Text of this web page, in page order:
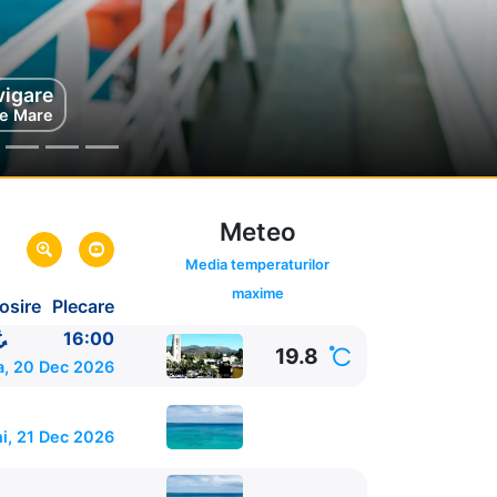
Mare
Mare
SUA
SUA
Plecare
Meteo
Media temperaturilor
maxime
16:00
20 Dec 2026 19.8
21 Dec 2026